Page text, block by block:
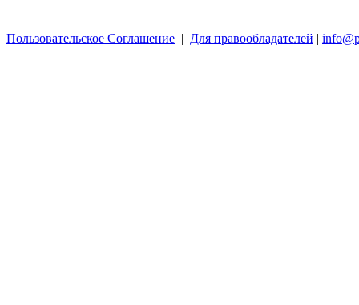
Пользовательское Соглашение | Для правообладателей |